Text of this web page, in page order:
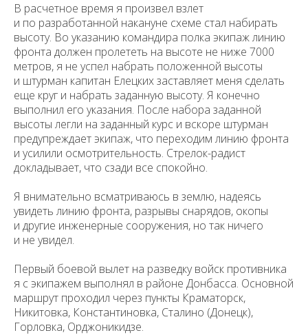
В расчетное время я произвел взлет
и по разработанной накануне схе­ме стал набирать
высоту. Во указанию командира полка экипаж линию
фронта должен пролететь на высоте не ниже 7000
метров, я не успел набрать положенной высоты
и штурман капитан Елецких заставляет меня сделать
еще круг и набрать заданную высоту. Я конечно
выполнил его указания. После набора заданной
высоты легли на заданный курс и вскоре штурман
предупреждает экипаж, что переходим линию фронта
и усилили осмотрительность. Стрелок-радист
докладывает, что сзади все спокойно.
Я внимательно всматриваюсь в землю, надеясь
увидеть линию фронта, разрывы снарядов, окопы
и другие инженерные сооружения, но так ничего
и не увидел.
Первый боевой вылет на разведку войск противника
я с экипажем выполнял в районе Донбасса. Основной
маршрут проходил через пункты Краматорск,
Никитовка, Константиновка, Сталино (Донецк),
Горловка, Орд­жоникидзе.